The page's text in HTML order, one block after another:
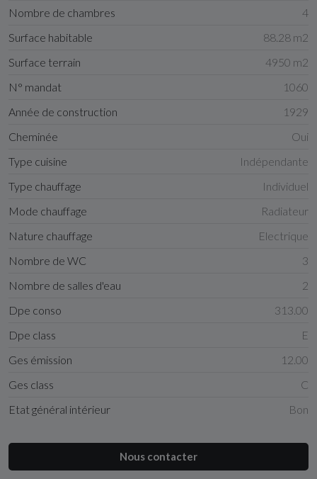
Nombre de chambres
4
Surface habitable
88.28 m2
Surface terrain
4950 m2
N° mandat
1060
Année de construction
1929
Cheminée
Oui
Type cuisine
Indépendante
Type chauffage
Individuel
Mode chauffage
Radiateur
Nature chauffage
Electrique
Nombre de WC
3
Nombre de salles d'eau
2
Dpe conso
313.00
Dpe class
E
Ges émission
12.00
Ges class
C
Etat général intérieur
Bon
Nous contacter